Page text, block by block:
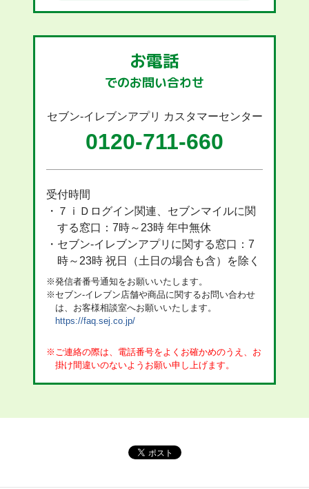
お電話
でのお問い合わせ
セブン‐イレブンアプリ カスタマーセンター
0120-711-660
受付時間
・７ｉＤログイン関連、セブンマイルに関
する窓口：7時～23時 年中無休
・セブン‐イレブンアプリに関する窓口：7
時～23時 祝日（土日の場合も含）を除く
発信者番号通知をお願いいたします。
セブン‐イレブン店舗や商品に関するお問い合わせ
は、お客様相談室へお願いいたします。
https://faq.sej.co.jp/
ご連絡の際は、電話番号をよくお確かめのうえ、お
掛け間違いのないようお願い申し上げます。